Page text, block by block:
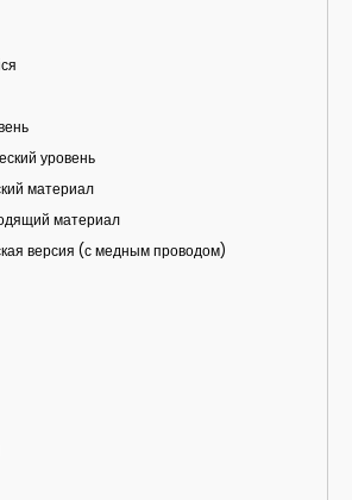
уровень
материал
материал
версия (с медным проводом)